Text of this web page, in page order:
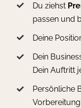
Du ziehst
passen und
Deine
Dein
Dein Auftritt
Persönliche
Vorbereitung